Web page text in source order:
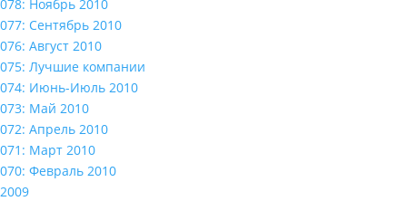
078: Ноябрь 2010
077: Сентябрь 2010
076: Август 2010
075: Лучшие компании
074: Июнь-Июль 2010
073: Май 2010
072: Апрель 2010
071: Март 2010
070: Февраль 2010
2009